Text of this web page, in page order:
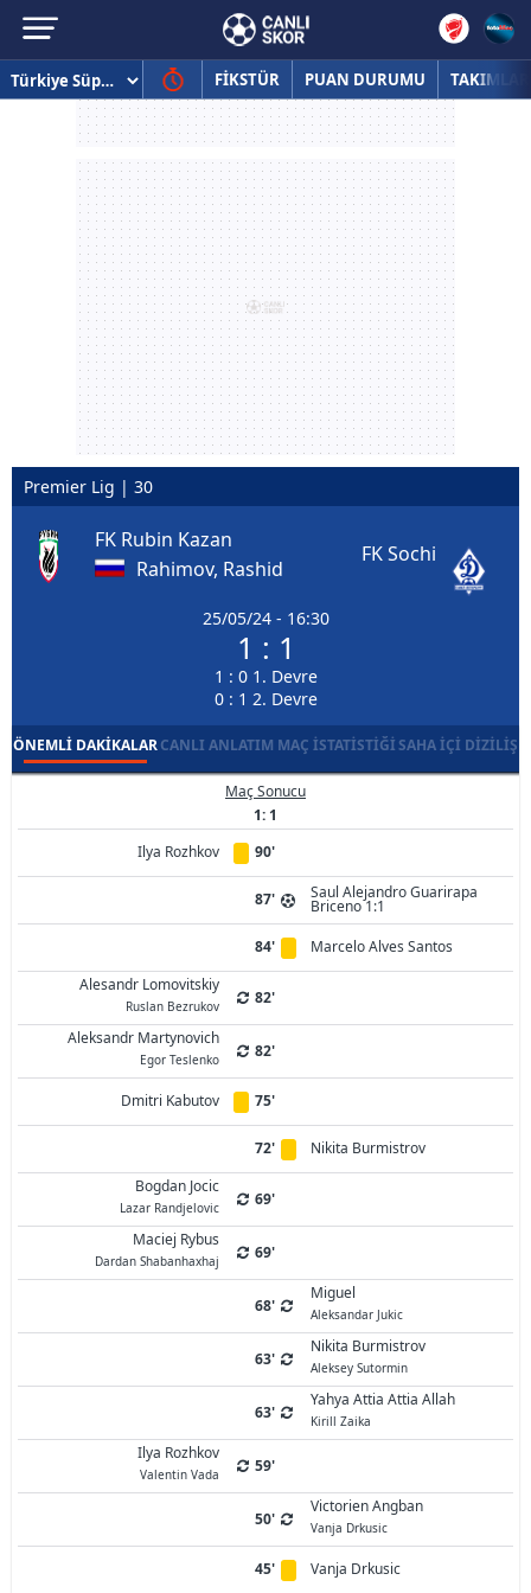
FİKSTÜR PUAN DURUMU TAKIMLAR
Premier Lig | 30
FK Rubin Kazan
Rahimov, Rashid
25/05/24 - 16:30
1 : 1
1 : 0 1. Devre
0 : 1 2. Devre
FK Sochi
ÖNEMLI DAKIKALARCANLI ANLATIM MAÇ İSTATISTIĞISAHA İÇI DIZILIŞ
Maç Sonucu
1: 1
Ilya Rozhkov
90'
87' Saul Alejandro Guarirapa
Briceno 1:1
84'
Marcelo Alves Santos
Alesandr Lomovitskiy
Ruslan Bezrukov
82'
Aleksandr Martynovich
Egor Teslenko 82'
Dmitri Kabutov 75'
72'
Nikita Burmistrov
Bogdan Jocic
Lazar Randjelovic
69'
Maciej Rybus
Dardan Shabanhaxhaj 69'
68'
Miguel
Aleksandar Jukic
63'
Nikita Burmistrov
Aleksey Sutormin
63'
Yahya Attia Attia Allah
Kirill Zaika
Ilya Rozhkov
Valentin Vada 59'
50'
Victorien Angban
Vanja Drkusic
45' Vanja Drkusic